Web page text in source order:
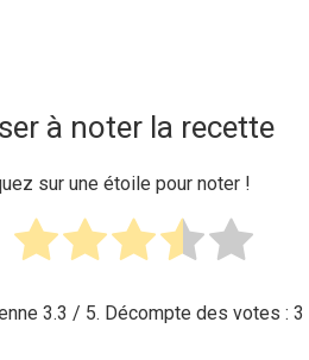
à noter la recette
sur une étoile pour noter !
3.3 / 5. Décompte des votes : 3